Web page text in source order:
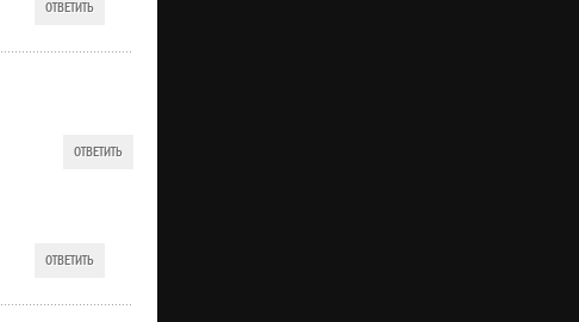
ОТВЕТИТЬ
ОТВЕТИТЬ
ОТВЕТИТЬ